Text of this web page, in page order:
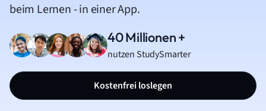
beim Lernen - in einer App.
40 Millionen +
nutzen StudySmarter
Kostenfrei loslegen